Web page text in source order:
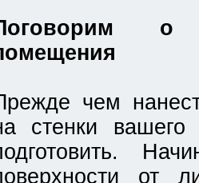
о
чем
стенки
от